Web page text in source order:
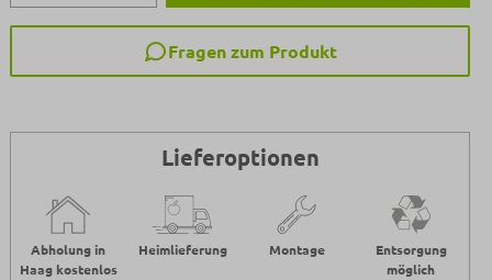
Fragen zum Produkt
Lieferoptionen
Abholung in
Haag kostenlos
Heimlieferung Montage
Entsorgung
möglich